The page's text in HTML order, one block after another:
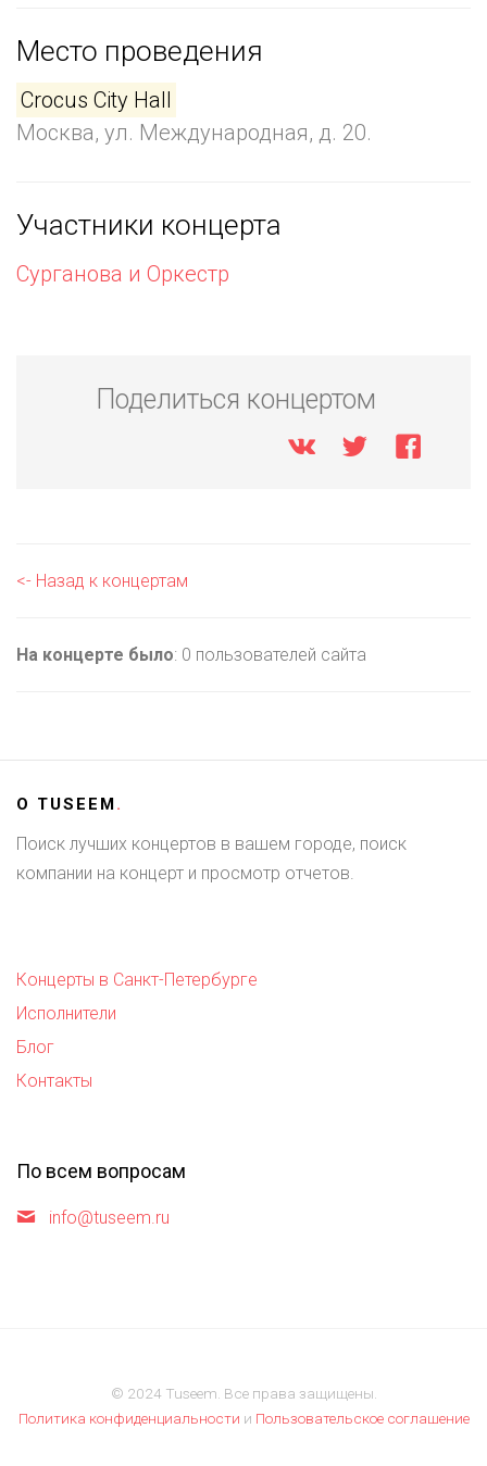
Место проведения
Crocus City Hall
Москва, ул. Международная, д. 20.
Участники концерта
Сурганова и Оркестр
Поделиться концертом
<- Назад к концертам
На концерте было: 0 пользователей сайта
О TUSEEM.
Поиск лучших концертов в вашем городе, поиск
компании на концерт и просмотр отчетов.
Концерты в Санкт-Петербурге
Исполнители
Блог
Контакты
По всем вопросам
info@tuseem.ru
© 2024 Tuseem. Все права защищены.
Политика конфиденциальности и Пользовательское соглашение